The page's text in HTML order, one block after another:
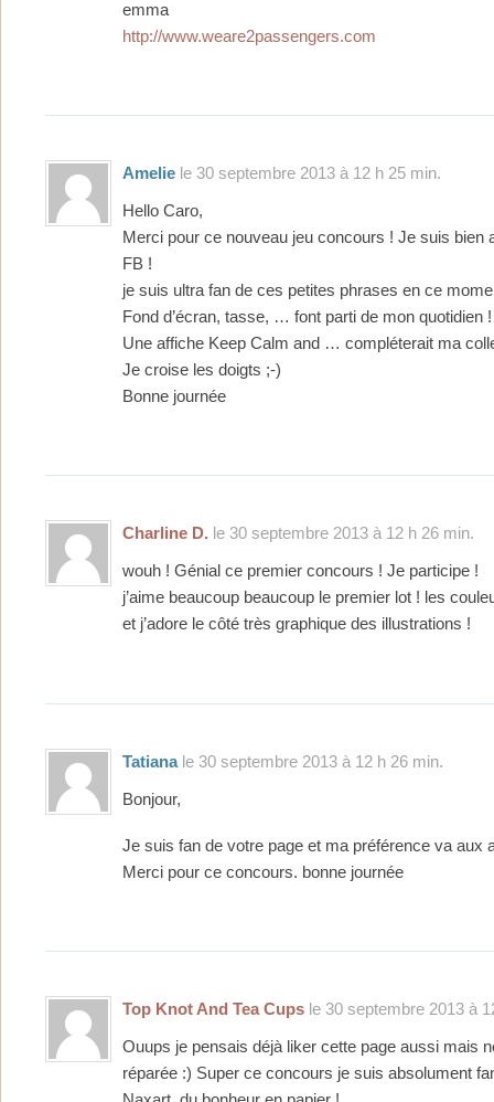
emma
http://www.weare2passengers.com
Amelie le 30 septembre 2013 à 12 h 25 min.
Hello Caro,
Merci pour ce nouveau jeu concours ! Je suis bien
FB !
je suis ultra fan de ces petites phrases en ce
Fond d’écran, tasse, … font parti de mon quotidien !
Une affiche Keep Calm and … compléterait ma
Je croise les doigts ;-)
Bonne journée
Charline D. le 30 septembre 2013 à 12 h 26 min.
wouh ! Génial ce premier concours ! Je participe !
j’aime beaucoup beaucoup le premier lot ! les
et j’adore le côté très graphique des illustrations !
Tatianale 30 septembre 2013 à 12 h 26 min.
Bonjour,
Je suis fan de votre page et ma préférence va aux
Merci pour ce concours. bonne journée
Top Knot And Tea Cups le 30 septembre 2013 à
Ouups je pensais déjà liker cette page aussi mais
réparée :) Super ce concours je suis absolument